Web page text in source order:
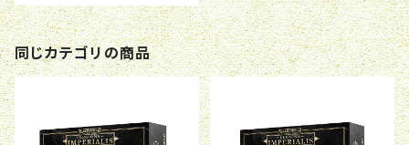
同じカテゴリの商品